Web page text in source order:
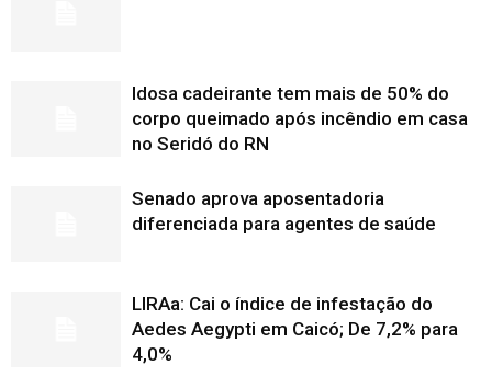
Idosa cadeirante tem mais de 50% do
corpo queimado após incêndio em casa
no Seridó do RN
Senado aprova aposentadoria
diferenciada para agentes de saúde
LIRAa: Cai o índice de infestação do
Aedes Aegypti em Caicó; De 7,2% para
4,0%